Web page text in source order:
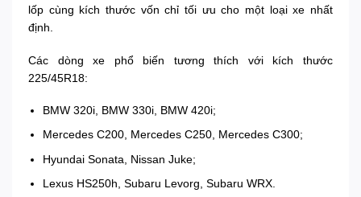
lốp cùng kích thước vốn chỉ tối ưu cho một loại xe nhất
định.
Các dòng xe phổ biến tương thích với kích thước
225/45R18:
BMW 320i, BMW 330i, BMW 420i;
Mercedes C200, Mercedes C250, Mercedes C300;
Hyundai Sonata, Nissan Juke;
Lexus HS250h, Subaru Levorg, Subaru WRX.